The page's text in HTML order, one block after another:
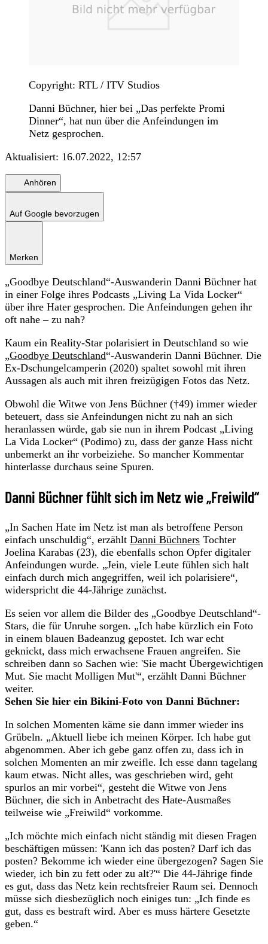
Copyright: RTL / ITV Studios
Danni Büchner, hier bei „Das perfekte Promi
Dinner“, hat nun über die Anfeindungen im
Netz gesprochen.
Aktualisiert: 16.07.2022, 12:57
Anhören
Auf Google bevorzugen
Merken
„Goodbye Deutschland“-Auswanderin Danni Büchner hat
in einer Folge ihres Podcasts „Living La Vida Locker“
über ihre Hater gesprochen. Die Anfeindungen gehen ihr
oft nahe – zu nah?
Kaum ein Reality-Star polarisiert in Deutschland so wie
„Goodbye Deutschland“-Auswanderin Danni Büchner. Die
Ex-Dschungelcamperin (2020) spaltet sowohl mit ihren
Aussagen als auch mit ihren freizügigen Fotos das Netz.
Obwohl die Witwe von Jens Büchner (†49) immer wieder
beteuert, dass sie Anfeindungen nicht zu nah an sich
heranlassen würde, gab sie nun in ihrem Podcast „Living
La Vida Locker“ (Podimo) zu, dass der ganze Hass nicht
unbemerkt an ihr vorbeiziehe. So mancher Kommentar
hinterlasse durchaus seine Spuren.
Danni Büchner fühlt sich im Netz wie „Freiwild“
„In Sachen Hate im Netz ist man als betroffene Person
einfach unschuldig“, erzählt Danni Büchners Tochter
Joelina Karabas (23), die ebenfalls schon Opfer digitaler
Anfeindungen wurde. „Jein, viele Leute fühlen sich halt
einfach durch mich angegriffen, weil ich polarisiere“,
widerspricht die 44-Jährige zunächst.
Es seien vor allem die Bilder des „Goodbye Deutschland“-
Stars, die für Unruhe sorgen. „Ich habe kürzlich ein Foto
in einem blauen Badeanzug gepostet. Ich war echt
geknickt, dass mich erwachsene Frauen angreifen. Sie
schreiben dann so Sachen wie: 'Sie macht Übergewichtigen
Mut. Sie macht Molligen Mut'“, erzählt Danni Büchner
weiter.
Sehen Sie hier ein Bikini-Foto von Danni Büchner:
In solchen Momenten käme sie dann immer wieder ins
Grübeln. „Aktuell liebe ich meinen Körper. Ich habe gut
abgenommen. Aber ich gebe ganz offen zu, dass ich in
solchen Momenten an mir zweifle. Ich esse dann tagelang
kaum etwas. Nicht alles, was geschrieben wird, geht
spurlos an mir vorbei“, gesteht die Witwe von Jens
Büchner, die sich in Anbetracht des Hate-Ausmaßes
teilweise wie „Freiwild“ vorkomme.
„Ich möchte mich einfach nicht ständig mit diesen Fragen
beschäftigen müssen: 'Kann ich das posten? Darf ich das
posten? Bekomme ich wieder eine übergezogen? Sagen Sie
wieder, ich bin zu fett oder zu alt?'“ Die 44-Jährige finde
es gut, dass das Netz kein rechtsfreier Raum sei. Dennoch
müsse sich diesbezüglich noch einiges tun: „Ich finde es
gut, dass es bestraft wird. Aber es muss härtere Gesetzte
geben.“